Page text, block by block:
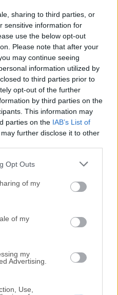
sharing to third parties, or
sensitive information for
use the below opt-out
Please note that after your
may continue seeing
information utilized by
to third parties prior to
opt-out of the further
by third parties on the
This information may
parties on the IAB’s List of
further disclose it to other
Opt Outs
of my
of my
my
Advertising.
Use,
distribuidas en nuestro
libres de virus y están
sin costo alguno.
que desees compartir
página de contacto
tu opinión!